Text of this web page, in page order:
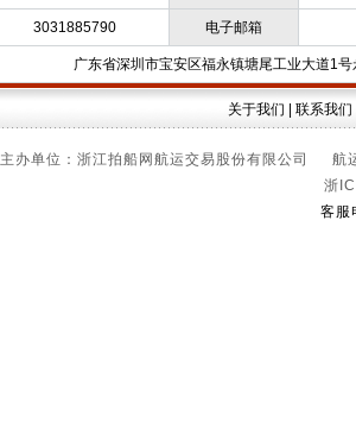
3031885790 电子邮箱
广东省深圳市宝安区福永镇塘尾工业大道1
关于我们 联系我们
主办单位：浙江拍船网航运交易股份有限公司
浙
客服